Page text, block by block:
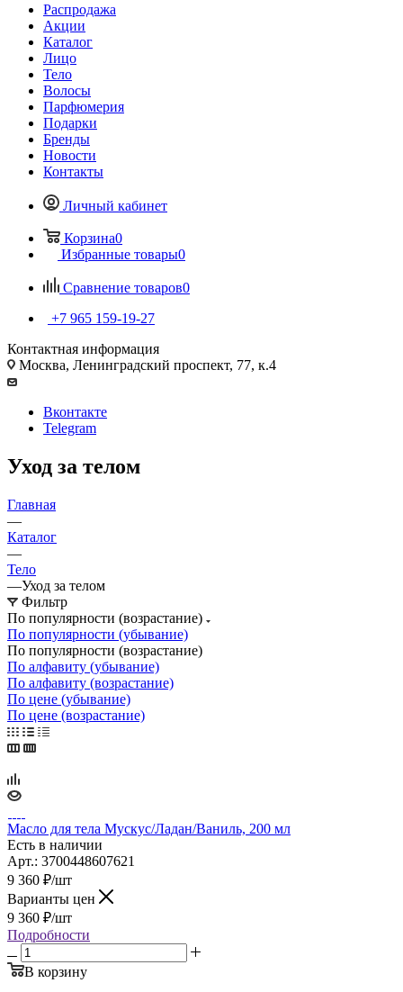
Распродажа
Акции
Каталог
Лицо
Тело
Волосы
Парфюмерия
Подарки
Бренды
Новости
Контакты
Личный кабинет
Корзина0
Избранные товары0
Сравнение товаров0
+7 965 159-19-27
Контактная информация
Москва, Ленинградский проспект, 77, к.4
Вконтакте
Telegram
Уход за телом
Главная
—
Каталог
—
Тело
—Уход за телом
Фильтр
По популярности (возрастание)
По популярности (убывание)
По популярности (возрастание)
По алфавиту (убывание)
По алфавиту (возрастание)
По цене (убывание)
По цене (возрастание)
Масло для тела Мускус/Ладан/Ваниль, 200 мл
Есть в наличии
Арт.: 3700448607621
9 360 ₽/шт
Варианты цен
9 360 ₽/шт
Подробности
В корзину